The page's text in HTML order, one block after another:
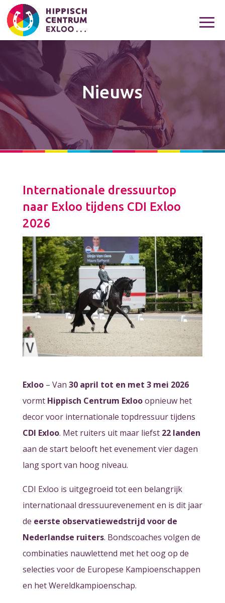
Nieuws
Internationale dressuurtop
naar Exloo tijdens CDI Exloo
2026
Exloo– Van 30 april tot en met 3 mei 2026
vormt Hippisch Centrum Exlooopnieuw het
decor voor internationale topdressuur tijdens
CDI Exloo. Met ruiters uit maar liefst 22 landen
aan de start belooft het evenement vier dagen
lang sport van hoog niveau.
CDI Exloo is uitgegroeid tot een belangrijk
internationaal dressuurevenement en is dit jaar
de eerste observatiewedstrijd voor de
Nederlandse ruiters. Bondscoaches volgen de
combinaties nauwlettend met het oog op de
selecties voor de Europese Kampioenschappen
en het Wereldkampioenschap.